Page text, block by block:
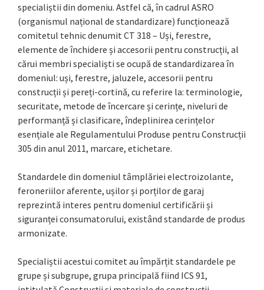
specialiștii din domeniu. Astfel că, în cadrul ASRO
(organismul național de standardizare) funcționează
comitetul tehnic denumit CT 318 – Uși, ferestre,
elemente de închidere și accesorii pentru construcții, al
cărui membri specialiști se ocupă de standardizarea în
domeniul: uși, ferestre, jaluzele, accesorii pentru
construcții și pereți-cortină, cu referire la: terminologie,
securitate, metode de încercare și cerințe, niveluri de
performanță și clasificare, îndeplinirea cerințelor
esențiale ale Regulamentului Produse pentru Construcții
305 din anul 2011, marcare, etichetare.
Standardele din domeniul tâmplăriei electroizolante,
feroneriilor aferente, ușilor și porților de garaj
reprezintă interes pentru domeniul certificării și
siguranței consumatorului, existând standarde de produs
armonizate.
Specialiștii acestui comitet au împărțit standardele pe
grupe și subgrupe, grupa principală fiind ICS 91,